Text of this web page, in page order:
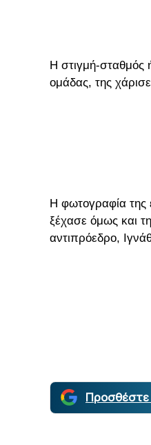
Η στιγμή-σταθμός
ομάδας, της
Η φωτογραφία της
ξέχασε όμως και
αντιπρόεδρο,